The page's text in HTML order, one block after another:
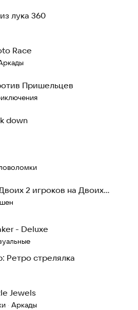
лука 360
Race
Пришельцев
down
2 игроков на Двоих
- Deluxe
Ретро стрелялка
Jewels
· Аркады